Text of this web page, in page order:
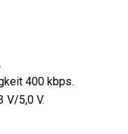
400 kbps.
V/5,0 V.